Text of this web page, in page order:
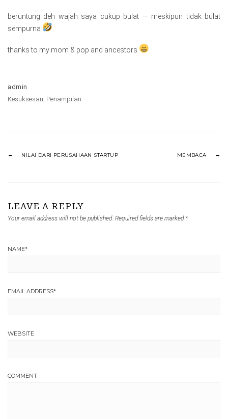
beruntung deh wajah saya cukup bulat — meskipun tidak bulat
sempurna
thanks to my mom & pop and ancestors
admin
Kesuksesan, Penampilan
NILAI DARI PERUSAHAAN STARTUP MEMBACA
LEAVE A REPLY
Your email address will not be published. Required fields are marked *
NAME*
EMAIL ADDRESS*
WEBSITE
COMMENT